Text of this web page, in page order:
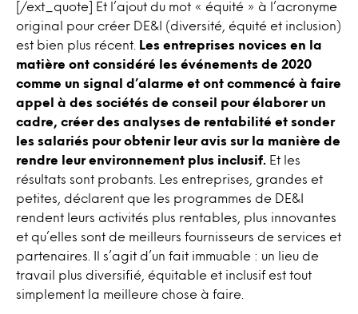
[/ext_quote] Et l’ajout du mot « équité » à l’acronyme
original pour créer DE&I (diversité, équité et inclusion)
est bien plus récent.
Les entreprises novices en la
matière ont considéré les événements de 2020
comme un signal d’alarme et ont commencé à faire
appel à des sociétés de conseil pour élaborer un
cadre, créer des analyses de rentabilité et sonder
les salariés pour obtenir leur avis sur la manière de
rendre leur environnement plus inclusif.
Et les
résultats sont probants. Les entreprises, grandes et
petites, déclarent que les programmes de DE&I
rendent leurs activités plus rentables, plus innovantes
et qu’elles sont de meilleurs fournisseurs de services et
partenaires. Il s’agit d’un fait immuable : un lieu de
travail plus diversifié, équitable et inclusif est tout
simplement la meilleure chose à faire.